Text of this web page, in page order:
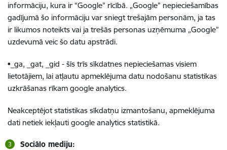
informāciju, kura ir “Google” rīcībā. „Google” nepieciešamības
gadījumā šo informāciju var sniegt trešajām personām, ja tas
ir likumos noteikts vai ja trešās personas uzņēmuma „Google”
uzdevumā veic šo datu apstrādi.
•_ga, _gat, _gid - šīs trīs sīkdatnes nepieciešamas visiem
lietotājiem, lai atļautu apmeklējuma datu nodošanu statistikas
uzkrāšanas rīkam google analytics.
Neakceptējot statistikas sīkdatņu izmantošanu, apmeklējuma
dati netiek iekļauti google analytics statistikā.
Sociālo mediju: